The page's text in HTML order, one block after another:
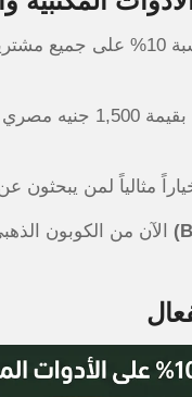
يمنحك خصماً فورياً بنسبة